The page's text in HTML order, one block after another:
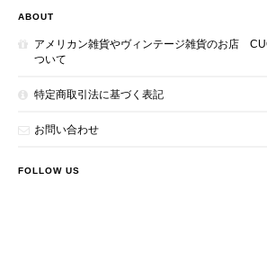
ABOUT
アメリカン雑貨やヴィンテージ雑貨のお店
ついて
特定商取引法に基づく表記
お問い合わせ
FOLLOW US